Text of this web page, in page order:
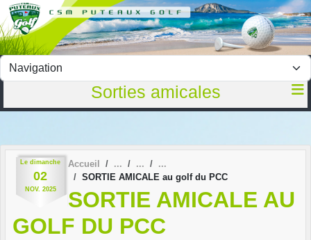
Sorties amicales
Le dimanche
02
NOV. 2025
Accueil
SORTIE AMICALE au golf du PCC
SORTIE AMICALE AU
GOLF DU PCC
Panneau de gestion des cookies